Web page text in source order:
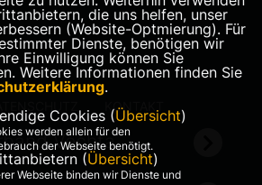
KONTAKT
Vechta
die uns helfen, unser
(Website-Optmierung). Für
Dienste, benötigen wir
Einwilligung können Sie
Weitere Informationen finden Sie
.
Cookies (Übersicht)
werden allein für den
der Webseite benötigt.
(Übersicht)
Webseite binden wir Dienste und